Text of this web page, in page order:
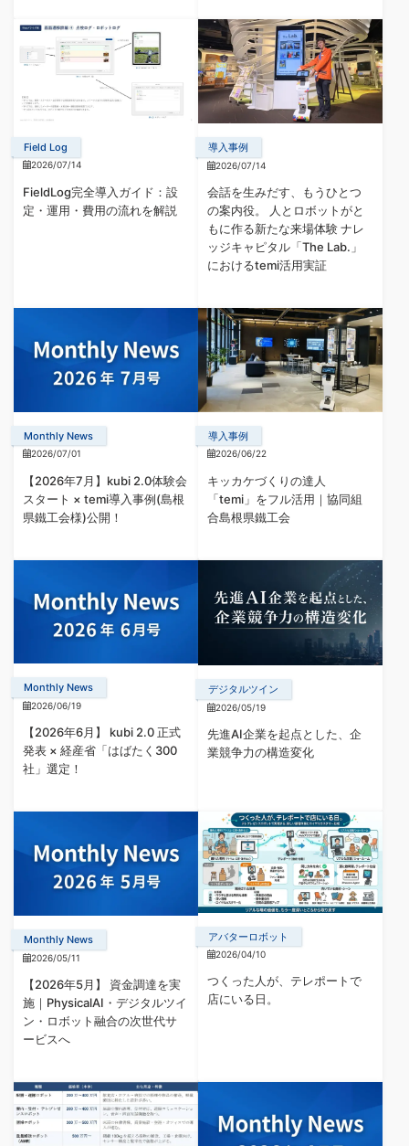
Field Log
2026/07/14
FieldLog完全導入ガイド：設
定・運用・費用の流れを解説
導入事例
2026/07/14
会話を生みだす、もうひとつ
の案内役。 人とロボットがと
もに作る新たな来場体験 ナレ
ッジキャピタル「The Lab.」
におけるtemi活用実証
Monthly News
2026/07/01
【2026年7月】kubi 2.0体験会
スタート × temi導入事例(島根
県鐵工会様)公開！
導入事例
2026/06/22
キッカケづくりの達人
「temi」をフル活用｜協同組
合島根県鐵工会
Monthly News
2026/06/19
【2026年6月】 kubi 2.0 正式
発表 × 経産省「はばたく300
社」選定！
デジタルツイン
2026/05/19
先進AI企業を起点とした、企
業競争力の構造変化
Monthly News
2026/05/11
【2026年5月】 資金調達を実
施｜PhysicalAI・デジタルツイ
ン・ロボット融合の次世代サ
ービスへ
アバターロボット
2026/04/10
つくった人が、テレポートで
店にいる日。